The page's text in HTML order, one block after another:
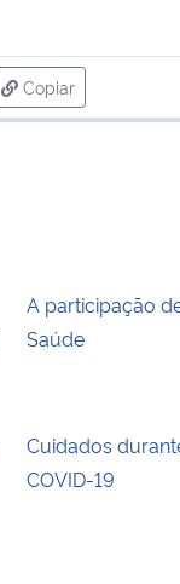
Copiar
para área de
A participação
Saúde
Cuidados
COVID-19